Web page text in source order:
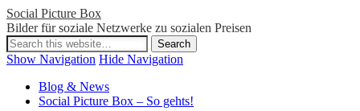
Social Picture Box
Bilder für soziale Netzwerke zu sozialen Preisen
Show Navigation Hide Navigation
Blog & News
Social Picture Box – So gehts!